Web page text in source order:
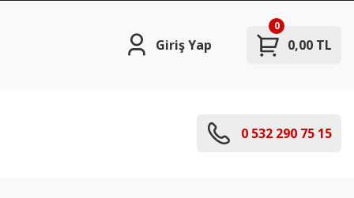
Giriş Yap 0,00 TL
0
0 532 290 75 15